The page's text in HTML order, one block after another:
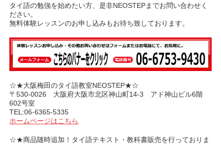
タイ語の勉強を始めたい方、是非NEOSTEPまでお問い合わせく
ださい。
無料体験レッスンのお申し込みもお待ち致しております。
☆★大阪梅田のタイ語教室NEOSTEP★☆
〒530-0026 大阪府大阪市北区神山町14-3 アド神山ビル6階
602号室
TEL:06-6365-5335
ホームページはこちら
☆★商品随時追加！タイ語テキスト・教科書販売を行っておりま